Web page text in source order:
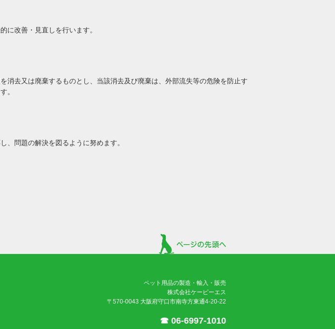
に改善・見直しを行います。
消去又は廃棄するものとし、当該消去及び廃棄は、外部流失等の危険を防止す
。
、問題の解決を図るように努めます。
ペット用品の製造・輸入・販売
株式会社ケーピーエス
〒570-0043 大阪府守口市南寺方東通4-20-22
☎ 06-6997-1010